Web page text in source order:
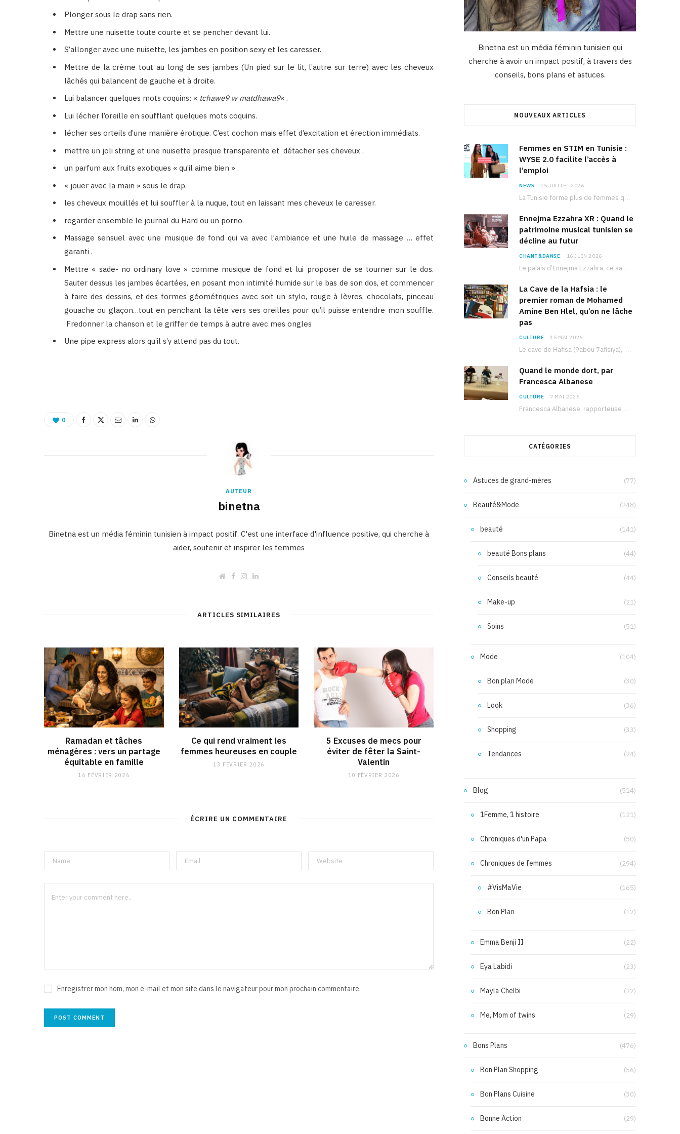
Plonger sous le drap sans rien.
Mettre une nuisette toute courte et se pencher devant lui.
S’allonger avec une nuisette, les jambes en position sexy et les caresser.
Mettre de la crème tout au long de ses jambes (Un pied sur le lit, l’autre sur terre) avec les cheveux
lâchés qui balancent de gauche et à droite.
Lui balancer quelques mots coquins: « tchawe9 w matdhawa9« .
Lui lécher l’oreille en soufflant quelques mots coquins.
lécher ses orteils d’une manière érotique. C’est cochon mais effet d’excitation et érection immédiats.
mettre un joli string et une nuisette presque transparente et détacher ses cheveux .
un parfum aux fruits exotiques « qu’il aime bien » .
« jouer avec la main » sous le drap.
les cheveux mouillés et lui souffler à la nuque, tout en laissant mes cheveux le caresser.
regarder ensemble le journal du Hard ou un porno.
Massage sensuel avec une musique de fond qui va avec l’ambiance et une huile de massage … effet
garanti .
Mettre « sade- no ordinary love » comme musique de fond et lui proposer de se tourner sur le dos.
Sauter dessus les jambes écartées, en posant mon intimité humide sur le bas de son dos, et commencer
à faire des dessins, et des formes géométriques avec soit un stylo, rouge à lèvres, chocolats, pinceau
gouache ou glaçon…tout en penchant la tête vers ses oreilles pour qu’il puisse entendre mon souffle.
Fredonner la chanson et le griffer de temps à autre avec mes ongles
Une pipe express alors qu’il s’y attend pas du tout.
0
AUTEUR
binetna
Binetna est un média féminin tunisien à impact positif. C'est une interface d'influence positive, qui cherche à
aider, soutenir et inspirer les femmes
W
t
e
F
o
o
I
g
r
L
d
I
ARTICLES SIMILAIRES
Ramadan et tâches
ménagères : vers un partage
équitable en famille
16 FÉVRIER 2026
Ce qui rend vraiment les
femmes heureuses en couple
13 FÉVRIER 2026
5 Excuses de mecs pour
éviter de fêter la Saint-
Valentin
10 FÉVRIER 2026
ÉCRIRE UN COMMENTAIRE
Enregistrer mon nom, mon e-mail et mon site dans le navigateur pour mon prochain commentaire.
Binetna est un média féminin tunisien qui
cherche à avoir un impact positif, à travers des
conseils, bons plans et astuces.
NOUVEAUX ARTICLES
Femmes en STIM en Tunisie :
WYSE 2.0 facilite l’accès à
l’emploi
NEWS 15 JUILLET 2026
La Tunisie forme plus de femmes que d’hommes dans les filières scientifiques. Pourtant, pour beaucoup…
Ennejma Ezzahra XR : Quand le
patrimoine musical tunisien se
décline au futur
CHANT&DANSE 16 JUIN 2026
Le palais d’Ennejma Ezzahra, ce sanctuaire de la musique tunisienne et méditerranéenne construit par le…
La Cave de la Hafsia : le
premier roman de Mohamed
Amine Ben Hlel, qu’on ne lâche
pas
CULTURE 15 MAI 2026
Le cave de Hafisa (9abou 7afisiya), premier roman du journaliste tunisien Mohamed Amine Ben Hlel,…
Quand le monde dort, par
Francesca Albanese
CULTURE 7 MAI 2026
Francesca Albanese, rapporteuse spéciale de l’ONU sur les territoires palestiniens occupés, était à Tunis pour…
CATÉGORIES
Astuces de grand-mères (77)
Beauté&Mode (248)
beauté (141)
beauté Bons plans (44)
Conseils beauté (44)
Make-up (21)
Soins (51)
Mode (104)
Bon plan Mode (30)
Look (36)
Shopping (33)
Tendances (24)
Blog (514)
1Femme, 1 histoire (121)
Chroniques d'un Papa (50)
Chroniques de femmes (294)
#VisMaVie (165)
Bon Plan (17)
Emma Benji II (22)
Eya Labidi (23)
Mayla Chelbi (27)
Me, Mom of twins (29)
Bons Plans (476)
Bon Plan Shopping (56)
Bon Plans Cuisine (30)
Bonne Action (29)